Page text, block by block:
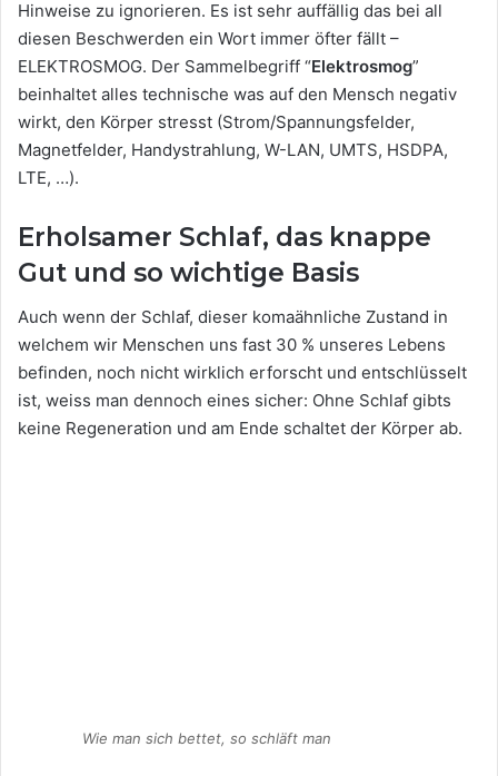
Hinweise zu ignorieren. Es ist sehr auffällig das bei all
diesen Beschwerden ein Wort immer öfter fällt –
ELEKTROSMOG. Der Sammelbegriff “Elektrosmog”
beinhaltet alles technische was auf den Mensch negativ
wirkt, den Körper stresst (Strom/Spannungsfelder,
Magnetfelder, Handystrahlung, W-LAN, UMTS, HSDPA,
LTE, …).
Erholsamer Schlaf, das knappe
Gut und so wichtige Basis
Auch wenn der Schlaf, dieser komaähnliche Zustand in
welchem wir Menschen uns fast 30 % unseres Lebens
befinden, noch nicht wirklich erforscht und entschlüsselt
ist, weiss man dennoch eines sicher: Ohne Schlaf gibts
keine Regeneration und am Ende schaltet der Körper ab.
Wie man sich bettet, so schläft man